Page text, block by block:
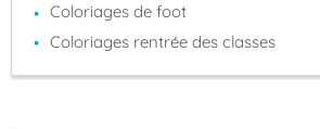
Coloriages de foot
Coloriages rentrée des classes